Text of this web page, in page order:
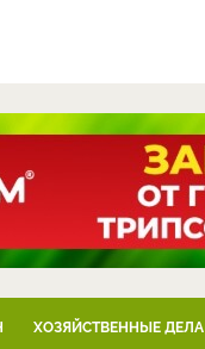
ХОЗЯЙСТВЕННЫЕ ДЕЛА